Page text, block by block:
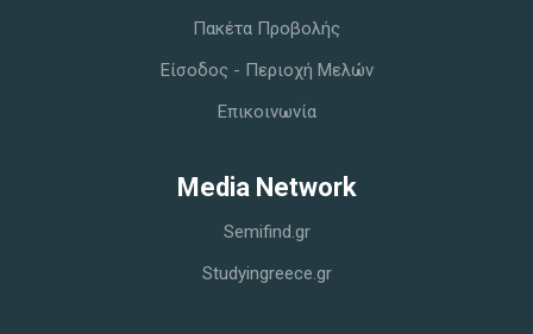
Πακέτα Προβολής
Είσοδος - Περιοχή Μελών
Επικοινωνία
Media Network
Semifind.gr
Studyingreece.gr